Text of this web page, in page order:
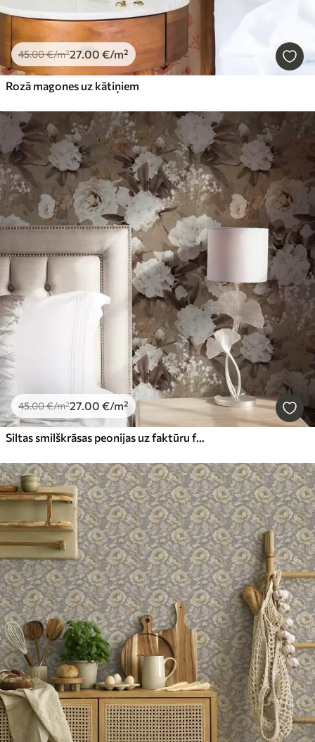
45.00€/m²27.00 €/m²
Rozā magones uz kātiņiem
45.00€/m²27.00 €/m²
Siltas smilškrāsas peonijas uz faktūru fonā